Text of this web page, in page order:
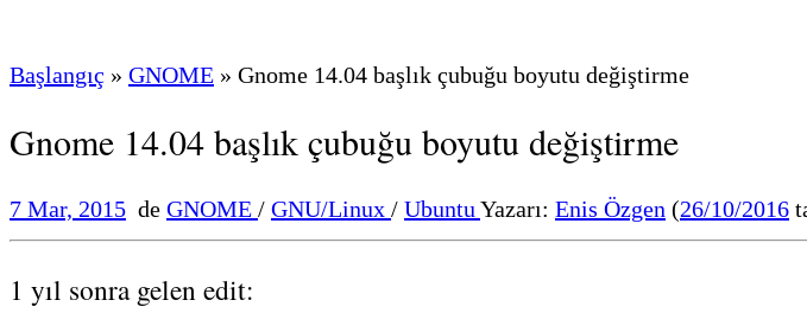
Başlangıç » GNOME » Gnome 14.04 başlık çubuğu boyutu değiştirme
Gnome 14.04 başlık çubuğu boyutu değiştirme
7 Mar, 2015 de GNOME / GNU/Linux / Ubuntu Yazarı: Enis Özgen (26/10/2016
1 yıl sonra gelen edit: